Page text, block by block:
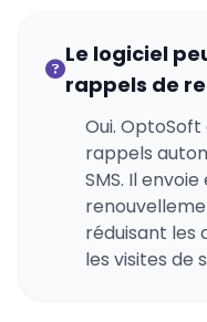
Le logiciel
rappels de
Oui.
rappels
SMS. Il
réduisant les
les visites de